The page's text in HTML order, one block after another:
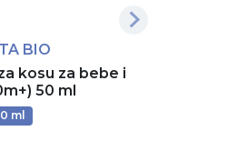
BIO
kosu za bebe i
50 ml
ml